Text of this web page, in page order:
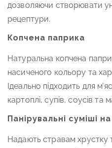
дозволяючи створювати
рецептури.
Копчена паприка
Натуральна копчена
насиченого кольору та
Ідеально підходить для
картоплі, супів, соусів та
Панірувальні суміші
Надають стравам хрустку